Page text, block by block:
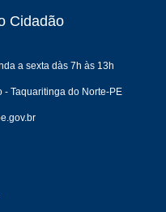
Cidadão
a sexta dàs 7h às 13h
- Taquaritinga do Norte-PE